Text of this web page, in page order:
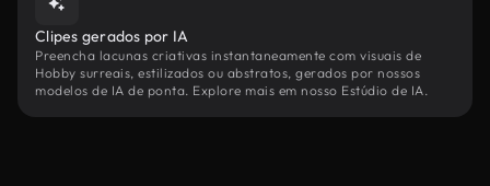
Clipes gerados por IA
Preencha lacunas criativas instantaneamente com visuais de
Hobby surreais, estilizados ou abstratos, gerados por nossos
modelos de IA de ponta. Explore mais em nosso Estúdio de IA.